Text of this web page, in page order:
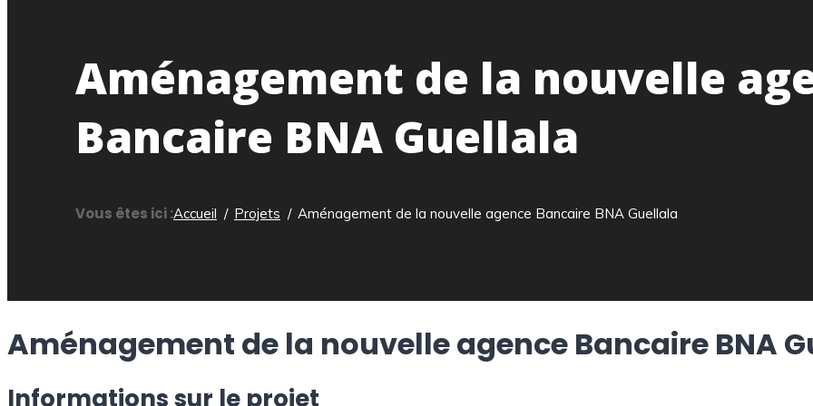
Aménagement de la nouvelle
Bancaire BNA Guellala
Vous êtes ici :Accueil Projets Aménagement de la nouvelle agence Bancaire BNA Guellala
Aménagement de la nouvelle agence Bancaire BNA
Informations sur le projet